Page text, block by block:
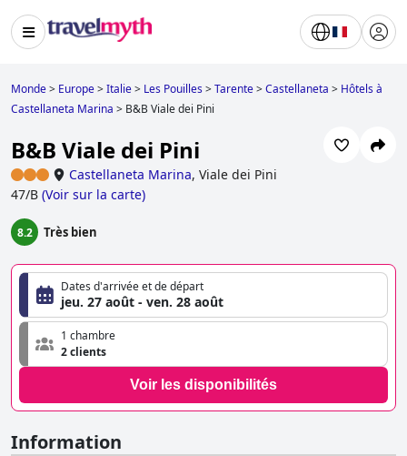
Monde> Europe>Italie> Les Pouilles>Tarente>Castellaneta > Hôtels à
Castellaneta Marina > B&B Viale dei Pini
B&B Viale dei Pini
Castellaneta Marina, Viale dei Pini
47/B (Voir sur la carte)
8.2 Très bien
Dates d'arrivée et de départ
jeu. 27 août - ven. 28 août
1 chambre
2 clients
Voir les disponibilités
Information